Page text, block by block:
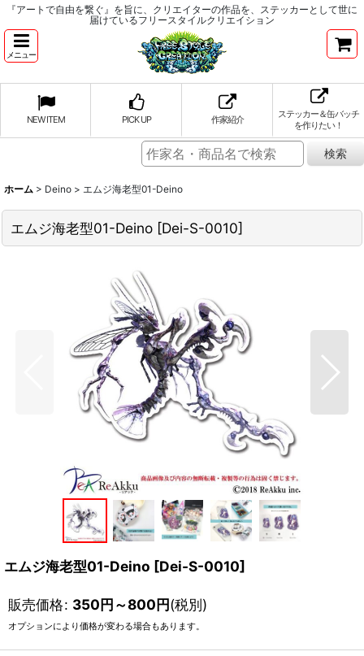
『アートで自由を繋ぐ』を旨に、クリエイターの作品を、ステッカーとして世に
届けているフリースタイルクリエイション
メニュー
NEW ITEM PICK UP 作家紹介
ステッカー＆缶バッチ
を作りたい！
ホーム > Deino > エムジ海老型01-Deino
エムジ海老型01-Deino [Dei-S-0010]
エムジ海老型01-Deino [Dei-S-0010]
販売価格: 350円～800円(税別)
オプションにより価格が変わる場合もあります。